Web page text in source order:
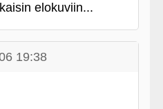
elokuviin...
19:38